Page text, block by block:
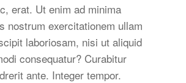
erat. Ut enim ad minima
nostrum exercitationem ullam
laboriosam, nisi ut aliquid
consequatur? Curabitur
ante. Integer tempor.